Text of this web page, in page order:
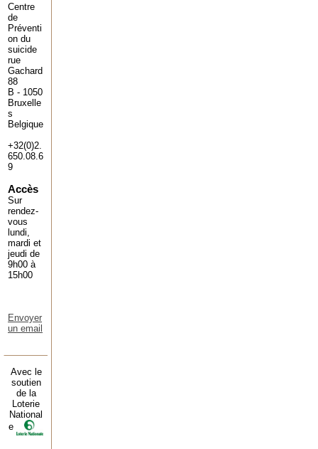
Centre
de
Préventi
on du
suicide
rue
Gachard
88
B - 1050
Bruxelle
s
Belgique
+32(0)2.
650.08.6
9
Accès
Sur
rendez-
vous
lundi,
mardi et
jeudi de
9h00 à
15h00
Envoyer
un email
Avec le
soutien
de la
Loterie
National
e